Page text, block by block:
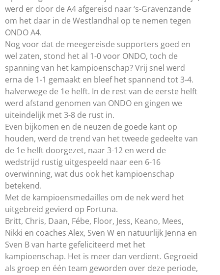
werd er door de A4 afgereisd naar ‘s-Gravenzande
om het daar in de Westlandhal op te nemen tegen
ONDO A4.
Nog voor dat de meegereisde supporters goed en
wel zaten, stond het al 1-0 voor ONDO, toch de
spanning van het kampioenschap? Vrij snel werd
erna de 1-1 gemaakt en bleef het spannend tot 3-4.
halverwege de 1e helft. In de rest van de eerste helft
werd afstand genomen van ONDO en gingen we
uiteindelijk met 3-8 de rust in.
Even bijkomen en de neuzen de goede kant op
houden, werd de trend van het tweede gedeelte van
de 1e helft doorgezet, naar 3-12 en werd de
wedstrijd rustig uitgespeeld naar een 6-16
overwinning, wat dus ook het kampioenschap
betekend.
Met de kampioensmedailles om de nek werd het
uitgebreid gevierd op Fortuna.
Britt, Chris, Daan, Fébe, Floor, Jess, Keano, Mees,
Nikki en coaches Alex, Sven W en natuurlijk Jenna en
Sven B van harte gefeliciteerd met het
kampioenschap. Het is meer dan verdient. Gegroeid
als groep en één team geworden over deze periode,